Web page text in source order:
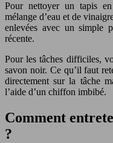
Pour nettoyer un tapis
mélange d’eau et de
enlevées avec un simple
récente.
Pour les tâches difficiles,
savon noir. Ce qu’il faut
directement sur la tâche
l’aide d’un chiffon imbibé.
Comment
?